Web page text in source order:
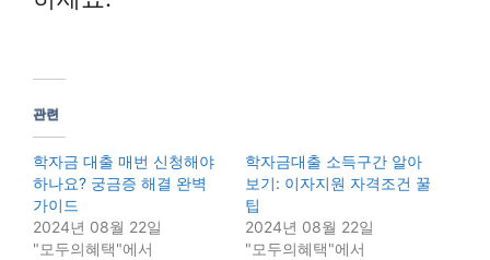
관련
학자금 대출 매번 신청해야
하나요? 궁금증 해결 완벽
가이드
2024년 08월 22일
"모두의혜택"에서
학자금대출 소득구간 알아
보기: 이자지원 자격조건 꿀
팁
2024년 08월 22일
"모두의혜택"에서